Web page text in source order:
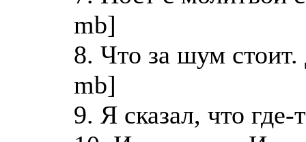
mb]
8. Что за шум
mb]
9. Я сказал, что